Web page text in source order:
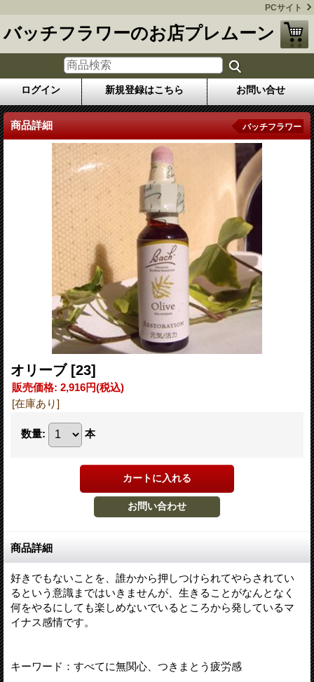
PCサイト
バッチフラワーのお店プレムーン
ログイン 新規登録はこちら お問い合せ
商品詳細 バッチフラワー
オリーブ [23]
販売価格: 2,916円(税込)
[在庫あり]
数量: 本
商品詳細
好きでもないことを、誰かから押しつけられてやらされてい
るという意識まではいきませんが、生きることがなんとなく
何をやるにしても楽しめないでいるところから発しているマ
イナス感情です。
キーワード：すべてに無関心、つきまとう疲労感